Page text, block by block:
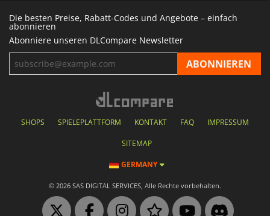
Die besten Preise, Rabatt-Codes und Angebote – einfach
abonnieren
Abonniere unseren DLCompare Newsletter
SHOPS SPIELEPLATTFORM KONTAKT FAQ IMPRESSUM
SITEMAP
GERMANY
© 2026 SAS DIGITAL SERVICES, Alle Rechte vorbehalten.